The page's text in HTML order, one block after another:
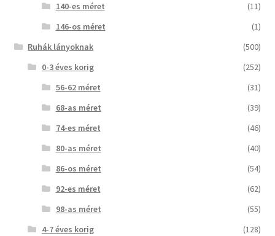
140-es méret
(11)
146-os méret
(1)
Ruhák lányoknak
(500)
0-3 éves korig
(252)
56-62 méret
(31)
68-as méret
(39)
74-es méret
(46)
80-as méret
(40)
86-os méret
(54)
92-es méret
(62)
98-as méret
(55)
4-7 éves korig
(128)